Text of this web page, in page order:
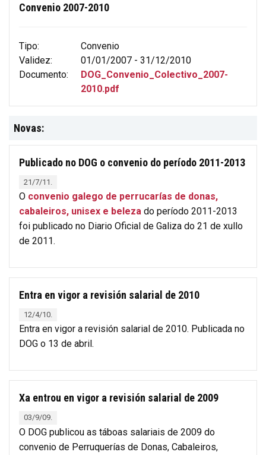
Convenio 2007-2010
Tipo:
Convenio
Validez:
01/01/2007 - 31/12/2010
Documento:
DOG_Convenio_Colectivo_2007-
2010.pdf
Novas:
Publicado no DOG o convenio do período 2011-2013
21/7/11.
O convenio galego de perrucarías de donas,
cabaleiros, unisex e beleza do período 2011-2013
foi publicado no Diario Oficial de Galiza do 21 de xullo
de 2011.
Entra en vigor a revisión salarial de 2010
12/4/10.
Entra en vigor a revisión salarial de 2010. Publicada no
DOG o 13 de abril.
Xa entrou en vigor a revisión salarial de 2009
03/9/09.
O DOG publicou as táboas salariais de 2009 do
convenio de Perruquerías de Donas, Cabaleiros,